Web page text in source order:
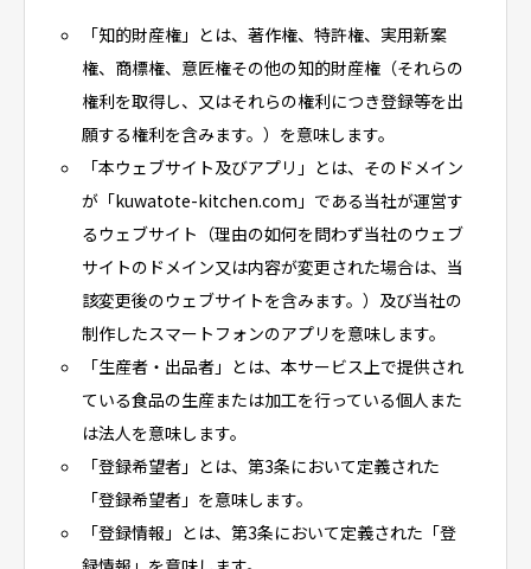
「知的財産権」とは、著作権、特許権、実用新案
権、商標権、意匠権その他の知的財産権（それらの
権利を取得し、又はそれらの権利につき登録等を出
願する権利を含みます。）を意味します。
「本ウェブサイト及びアプリ」とは、そのドメイン
が「kuwatote-kitchen.com」である当社が運営す
るウェブサイト（理由の如何を問わず当社のウェブ
サイトのドメイン又は内容が変更された場合は、当
該変更後のウェブサイトを含みます。）及び当社の
制作したスマートフォンのアプリを意味します。
「生産者・出品者」とは、本サービス上で提供され
ている食品の生産または加工を行っている個人また
は法人を意味します。
「登録希望者」とは、第3条において定義された
「登録希望者」を意味します。
「登録情報」とは、第3条において定義された「登